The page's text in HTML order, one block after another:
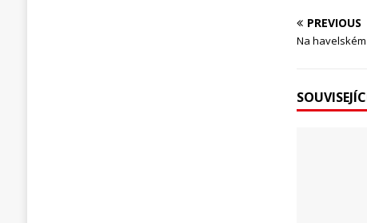
PREVIOUS
Na